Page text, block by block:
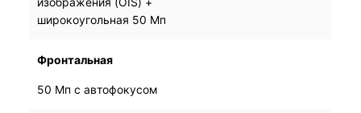
широкоугольная 50 Мп
широкоугольная 50 Мп
Фронтальная
50 Мп с автофокусом
50 Мп с автофокусом